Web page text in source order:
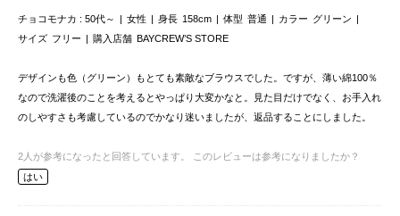
チョコモナカ 50代～ 女性 身長 158cm 体型 普通 カラー グリーン
サイズ フリー 購入店舗 BAYCREW’S STORE
デザインも色（グリーン）もとても素敵なブラウスでした。ですが、薄い綿100％
なので洗濯後のことを考えるとやっぱり大変かなと。見た目だけでなく、お手入れ
のしやすさも考慮しているのでかなり迷いましたが、返品することにしました。
2 人が参考になったと回答しています。
このレビューは参考になりましたか？
はい